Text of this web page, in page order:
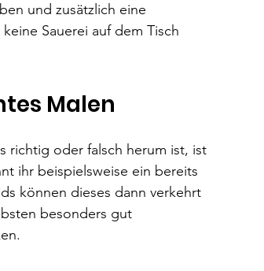
und zusätzlich eine
Sauerei auf dem Tisch
Malen
richtig oder falsch herum ist, ist
ihr beispielsweise ein bereits
können dieses dann verkehrt
besonders gut